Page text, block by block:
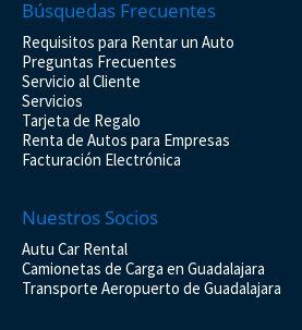
Búsquedas Frecuentes
Requisitos para Rentar un Auto
Preguntas Frecuentes
Servicio al Cliente
Servicios
Tarjeta de Regalo
Renta de Autos para Empresas
Facturación Electrónica
Nuestros Socios
Autu Car Rental
Camionetas de Carga en Guadalajara
Transporte Aeropuerto de Guadalajara